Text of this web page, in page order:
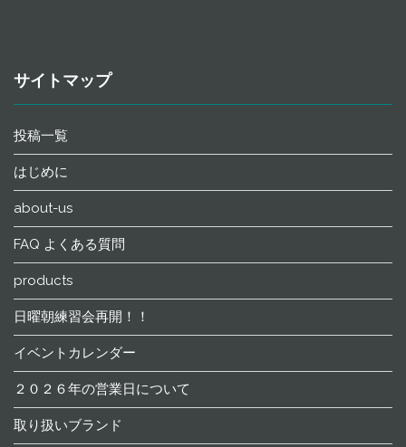
サイトマップ
投稿一覧
はじめに
about-us
FAQ よくある質問
products
日曜朝練習会再開！！
イベントカレンダー
２０２６年の営業日について
取り扱いブランド